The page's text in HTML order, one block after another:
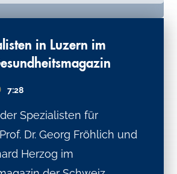
in Luzern im
7:28
Spezialisten für
Dr. Georg Fröhlich und
Herzog im